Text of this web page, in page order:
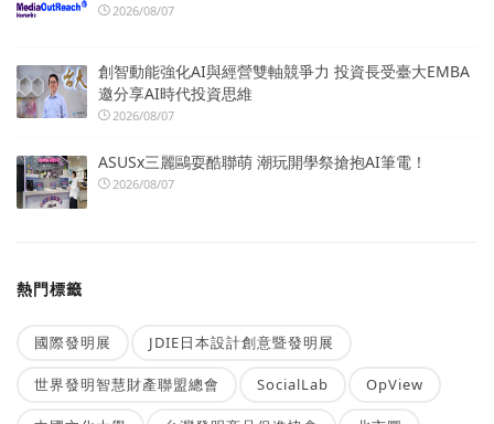
2026/08/07
創智動能強化AI與經營雙軸競爭力 投資長受臺大EMBA
邀分享AI時代投資思維
2026/08/07
ASUSx三麗鷗耍酷聯萌 潮玩開學祭搶抱AI筆電！
2026/08/07
熱門標籤
國際發明展 JDIE日本設計創意暨發明展
世界發明智慧財產聯盟總會 SocialLab OpView